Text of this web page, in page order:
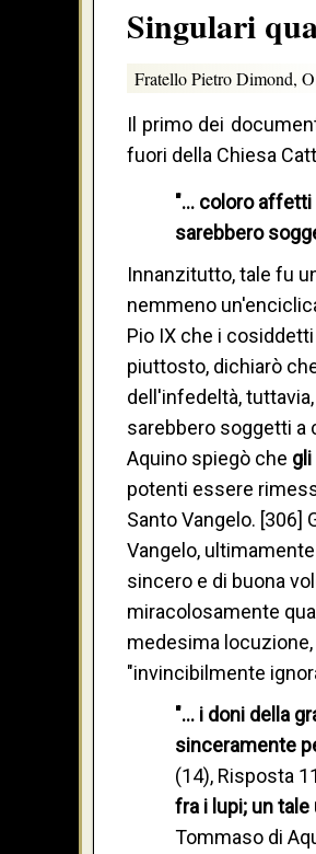
Singulari
Fratello Pietro Dimond,
Il primo dei
fuori della Chiesa
"… coloro affetti
sarebbero
Innanzitutto, tale fu
nemmeno
Pio IX che i
piuttosto, dichiarò
dell'infedeltà,
sarebbero soggetti a
Aquino spiegò che
potenti essere
Santo Vangelo. [306]
Vangelo,
sincero e di buona
miracolosamente
medesima
"invincibilmente
"… i doni della
sinceramente
(14), Risposta
fra i lupi; un
Tommaso di